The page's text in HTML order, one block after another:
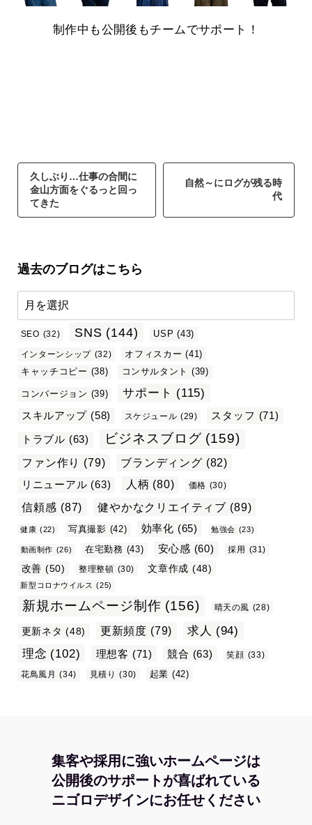
制作中も公開後もチームでサポート！
久しぶり…仕事の合間に
金山方面をぐるっと回っ
てきた
自然～にログが残る時
代
過去のブログはこちら
SEO (32) SNS (144) USP (43)
インターンシップ (32) オフィスカー (41)
キャッチコピー (38) コンサルタント (39)
コンバージョン (39) サポート (115)
スキルアップ (58) スケジュール (29) スタッフ (71)
トラブル (63) ビジネスブログ (159)
ファン作り (79) ブランディング (82)
リニューアル (63) 人柄 (80) 価格 (30)
信頼感 (87) 健やかなクリエイティブ (89)
健康 (22) 写真撮影 (42) 効率化 (65) 勉強会 (23)
動画制作 (26) 在宅勤務 (43) 安心感 (60) 採用 (31)
改善 (50) 整理整頓 (30) 文章作成 (48)
新型コロナウイルス (25)
新規ホームページ制作 (156) 晴天の風 (28)
更新ネタ (48) 更新頻度 (79) 求人 (94)
理念 (102) 理想客 (71) 競合 (63) 笑顔 (33)
花鳥風月 (34) 見積り (30) 起業 (42)
集客や採用に強いホームページは
公開後のサポートが喜ばれている
ニゴロデザインにお任せください